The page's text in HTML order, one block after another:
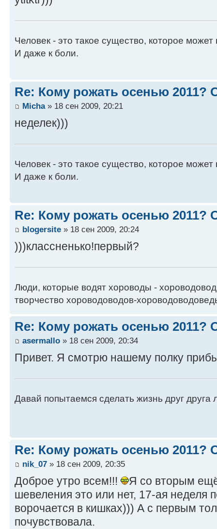
Человек - это такое существо, которое
И даже к боли.
Re: Кому рожать осенью 2011?
Micha» 18 сен 2009, 20:21
неделек)))
Человек - это такое существо, которое
И даже к боли.
Re: Кому рожать осенью 2011?
blogersite » 18 сен 2009, 20:24
)))классненько!первый?
Люди, которые водят хороводы -
творчество хороводоводов-
Re: Кому рожать осенью 2011?
asermallo » 18 сен 2009, 20:34
Привет. Я смотрю нашему полку
Давай попытаемся сделать жизнь друг друга
Re: Кому рожать осенью 2011?
nik_07 » 18 сен 2009, 20:35
Доброе утро всем!!!
Я со вторым
шевеления это или нет, 17-ая
ворочается в кишках))) А с первым
почувствовала.